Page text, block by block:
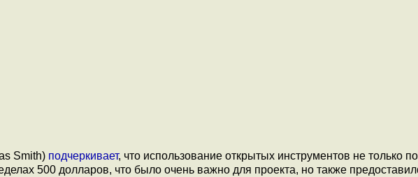
Smith) подчеркивает, что использование открытых инструментов не только
500 долларов, что было очень важно для проекта, но также